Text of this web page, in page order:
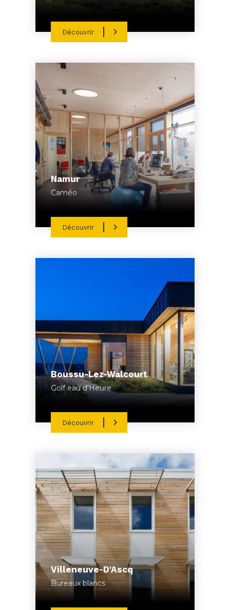
Découvrir
Namur
Caméo
Découvrir
Boussu-Lez-Walcourt
Golf eau d'Heure
Découvrir
Villeneuve-D'Ascq
Bureaux blancs